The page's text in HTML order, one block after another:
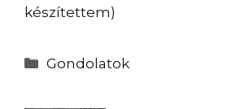
készítettem)
Kategória
Gondolatok